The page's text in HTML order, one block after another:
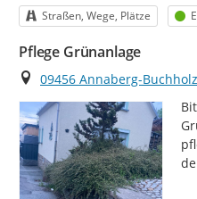
Kategorie
Straßen, Wege, Plätze
Pflege Grünanlage
Ort
09456 Annaberg-